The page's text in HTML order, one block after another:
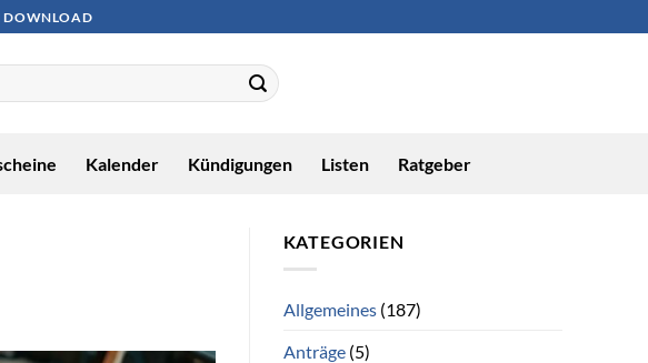
DOWNLOAD
Kalender Kündigungen Listen Ratgeber
KATEGORIEN
Allgemeines(187)
Anträge(5)